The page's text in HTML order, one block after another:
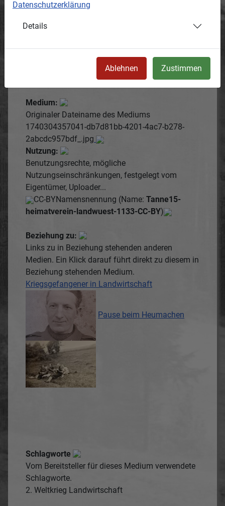
Kommentare können nur durch registrierte
können nur durch registrierte Erfasser eingestellt
Medium:
Originaler Dateiname des Mediums
1740304357041-db7d81bb-4201-4ac7-b278-
2abcdc957bdf_.jpg
Nutzung:
Benutzungsrechte, mögliche
Nutzungseinschränkungen, festgelegt vom
Eigentümer, Uploader...
CC-BYNamensnennung (Name: Tanne15-
heimatverein-landwuest-1133-CC-BY)
Beziehung zu:
Links zu in Beziehung stehenden anderen
Medien. Ein Klick darauf führt direkt zu diesem in
Beziehung stehenden Medium.
Kriegsgefangener in Landwirtschaft
Pause beim Heumachen
Schlagworte
Vom Bereitsteller für dieses Medium verwendete
Schlagworte.
2. Weltkrieg Landwirtschaft
Datenschutzerklärung
Details
Ablehnen Zustimmen